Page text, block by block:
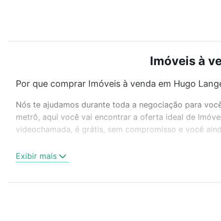
Imóveis à
Por que comprar Imóveis à venda em Hugo
Nós te ajudamos durante toda a negociação para
metrô, aqui você vai encontrar a oferta ideal de
videochamada, é grátis, sem compromisso e você
ou sem vaga de garagem para combinar
Imóveis à venda em Hugo Lange, Curitiba, PR ideal
Qual o preço de Imóveis à venda em Hugo
Exibir mais